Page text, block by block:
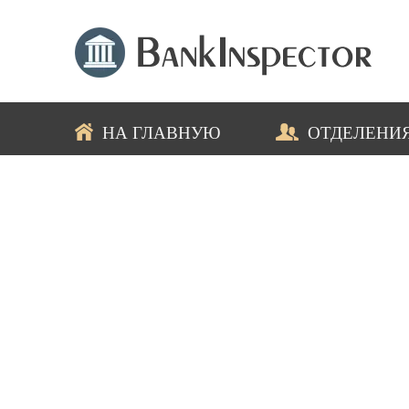
НА ГЛАВНУЮ